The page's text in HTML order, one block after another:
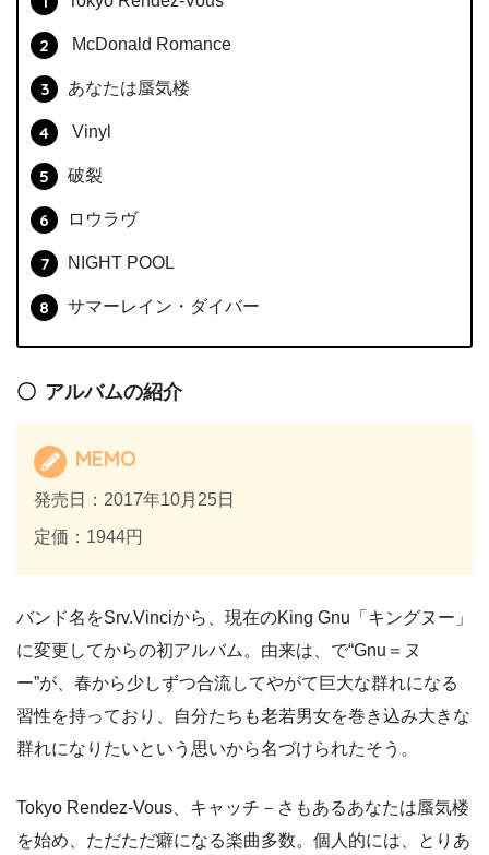
McDonald Romance
あなたは蜃気楼
Vinyl
破裂
ロウラヴ
NIGHT POOL
サマーレイン・ダイバー
アルバムの紹介
MEMO
発売日：2017年10月25日
定価：1944円
バンド名をSrv.Vinciから、現在のKing Gnu「キングヌー」
に変更してからの初アルバム。由来は、で“Gnu＝ヌ
ー”が、春から少しずつ合流してやがて巨大な群れになる
習性を持っており、自分たちも老若男女を巻き込み大きな
群れになりたいという思いから名づけられたそう。
Tokyo Rendez-Vous、キャッチ－さもあるあなたは蜃気楼
を始め、ただただ癖になる楽曲多数。個人的には、とりあ